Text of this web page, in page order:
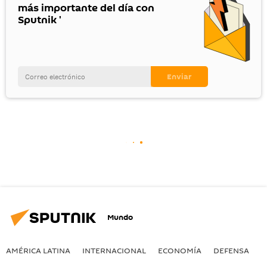
más importante del día con
Sputnik '
Mundo
AMÉRICA LATINA INTERNACIONAL ECONOMÍA DEFENSA